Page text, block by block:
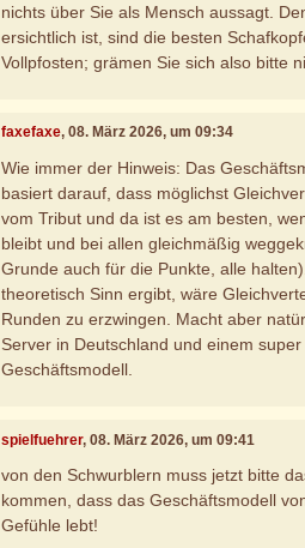
nichts über Sie als Mensch aussagt.
ersichtlich ist, sind die besten
Vollpfosten; grämen Sie sich also bitte
faxefaxe, 08. März 2026, um 09:34
Wie immer der Hinweis: Das
basiert darauf, dass möglichst
vom Tribut und da ist es am besten,
bleibt und bei allen gleichmäßig
Grunde auch für die Punkte, alle
theoretisch Sinn ergibt, wäre
Runden zu erzwingen. Macht aber
Server in Deutschland und einem
Geschäftsmodell.
spielfuehrer, 08. März 2026, um 09:41
von den Schwurblern muss jetzt bitte
kommen, dass das Geschäftsmodell
Gefühle lebt!